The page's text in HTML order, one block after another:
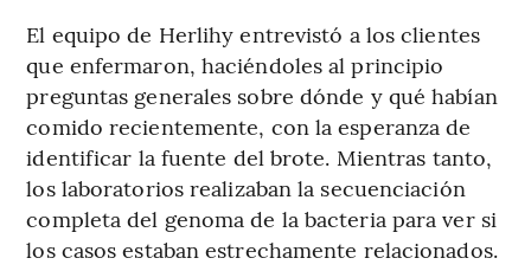
El equipo de Herlihy entrevistó a los clientes
que enfermaron, haciéndoles al principio
preguntas generales sobre dónde y qué habían
comido recientemente, con la esperanza de
identificar la fuente del brote. Mientras tanto,
los laboratorios realizaban la secuenciación
completa del genoma de la bacteria para ver si
los casos estaban estrechamente relacionados.